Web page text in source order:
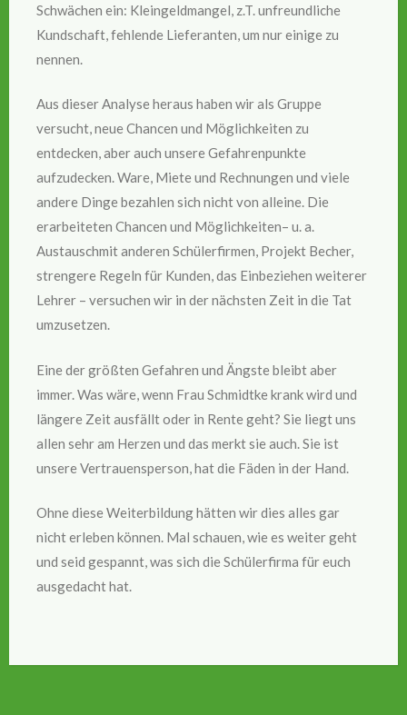
Schwächen ein: Kleingeldmangel, z.T. unfreundliche
Kundschaft, fehlende Lieferanten, um nur einige zu
nennen.
Aus dieser Analyse heraus haben wir als Gruppe
versucht, neue Chancen und Möglichkeiten zu
entdecken, aber auch unsere Gefahrenpunkte
aufzudecken. Ware, Miete und Rechnungen und viele
andere Dinge bezahlen sich nicht von alleine. Die
erarbeiteten Chancen und Möglichkeiten– u. a.
Austauschmit anderen Schülerfirmen, Projekt Becher,
strengere Regeln für Kunden, das Einbeziehen weiterer
Lehrer – versuchen wir in der nächsten Zeit in die Tat
umzusetzen.
Eine der größten Gefahren und Ängste bleibt aber
immer. Was wäre, wenn Frau Schmidtke krank wird und
längere Zeit ausfällt oder in Rente geht? Sie liegt uns
allen sehr am Herzen und das merkt sie auch. Sie ist
unsere Vertrauensperson, hat die Fäden in der Hand.
Ohne diese Weiterbildung hätten wir dies alles gar
nicht erleben können. Mal schauen, wie es weiter geht
und seid gespannt, was sich die Schülerfirma für euch
ausgedacht hat.